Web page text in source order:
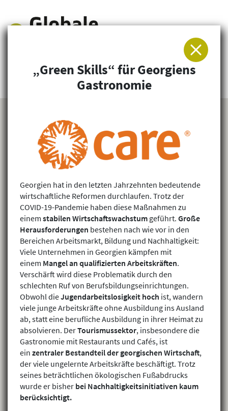
Arbeitsgemeinschaft für Entwicklung und
Humanitäre Hilfe
„Green Skills“ für Georgiens
Gastronomie
Georgien hat in den letzten Jahrzehnten bedeutende
wirtschaftliche Reformen durchlaufen. Trotz der
COVID-19-Pandemie haben diese Maßnahmen zu
einem stabilen Wirtschaftswachstum geführt. Große
Herausforderungen bestehen nach wie vor in den
Bereichen Arbeitsmarkt, Bildung und Nachhaltigkeit:
Viele Unternehmen in Georgien kämpfen mit
einem Mangel an qualifizierten Arbeitskräften.
Verschärft wird diese Problematik durch den
schlechten Ruf von Berufsbildungseinrichtungen.
Obwohl dieJugendarbeitslosigkeit hoch ist, wandern
viele junge Arbeitskräfte ohne Ausbildung ins Ausland
ab, statt eine berufliche Ausbildung in ihrer Heimat zu
absolvieren. DerTourismussektor, insbesondere die
Gastronomie mit Restaurants und Cafés, ist
ein zentraler Bestandteil der georgischen Wirtschaft,
der viele ungelernte Arbeitskräfte beschäftigt. Trotz
seines beträchtlichen ökologischen Fußabdrucks
wurde er bisher bei Nachhaltigkeitsinitiativen kaum
berücksichtigt.